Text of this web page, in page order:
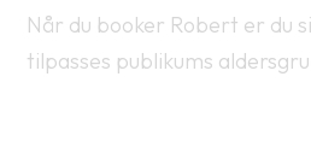
Når du booker Robert er du
tilpasses publikums